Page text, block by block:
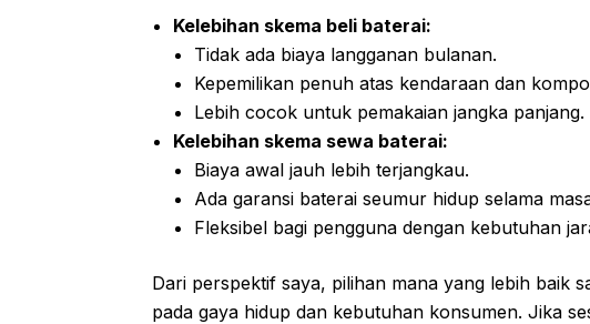
Kelebihan skema beli baterai:
Tidak ada biaya langganan bulanan.
Kepemilikan penuh atas kendaraan dan
Lebih cocok untuk pemakaian jangka panjang.
Kelebihan skema sewa baterai:
Biaya awal jauh lebih terjangkau.
Ada garansi baterai seumur hidup selama
Fleksibel bagi pengguna dengan kebutuhan
Dari perspektif saya, pilihan mana yang lebih baik
pada gaya hidup dan kebutuhan konsumen. Jika